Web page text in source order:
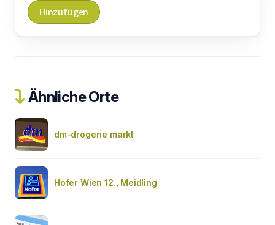
Ähnliche Orte
dm-drogerie markt
Hofer Wien 12., Meidling